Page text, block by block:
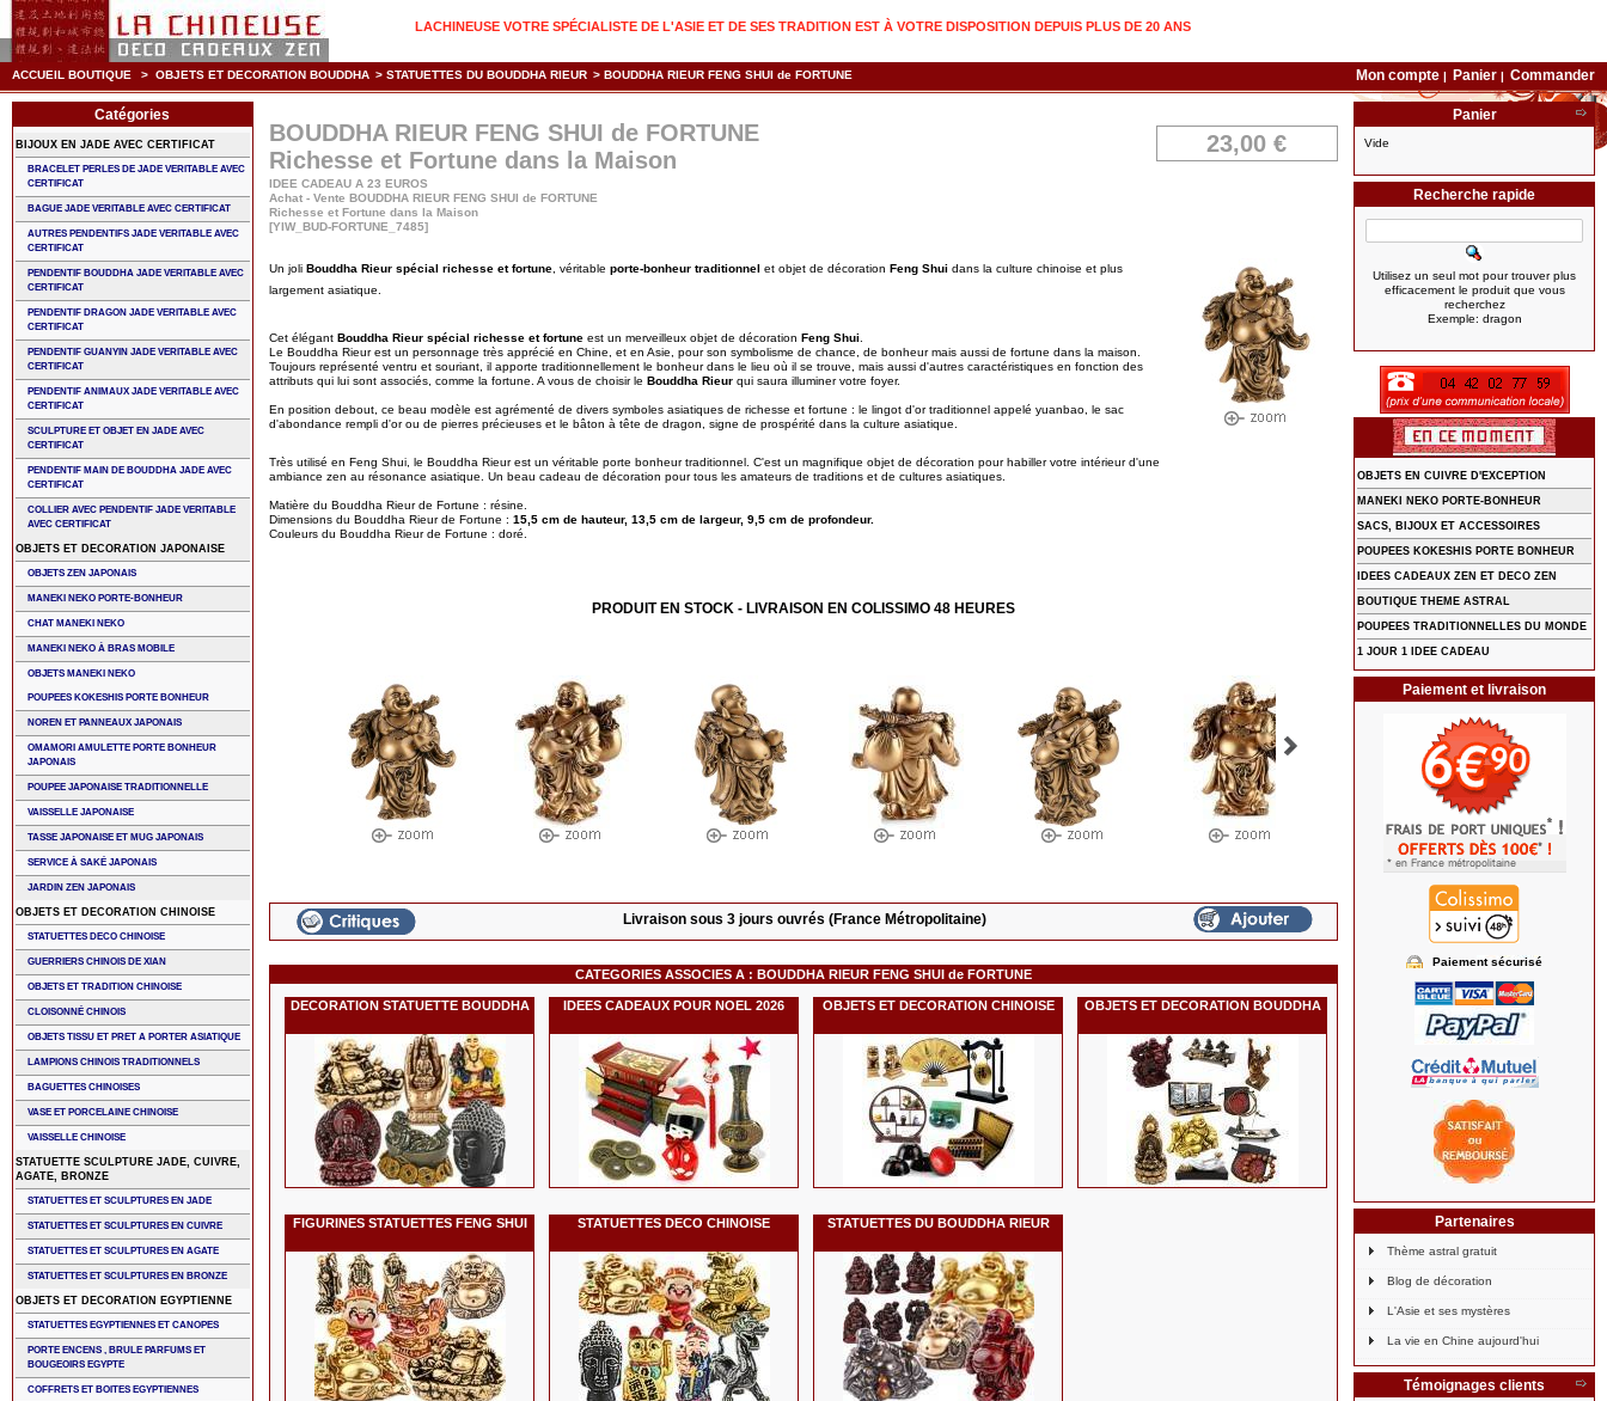
LACHINEUSE VOTRE SPÉCIALISTE DE L'ASIE ET DE SES TRADITION EST À VOTRE DISPOSITION DEPUIS PLUS DE 20 ANS
ACCUEIL BOUTIQUE > OBJETS ET DECORATION BOUDDHA > STATUETTES DU BOUDDHA RIEUR > BOUDDHA RIEUR FENG SHUI de FORTUNE Mon compte | Panier | Commander
BOUDDHA RIEUR FENG SHUI de FORTUNE
Richesse et Fortune dans la Maison
IDEE CADEAU A 23 EUROS
Achat - Vente BOUDDHA RIEUR FENG SHUI de FORTUNE
Richesse et Fortune dans la Maison
[YIW_BUD-FORTUNE_7485]
23,00 €
Un joliBouddha Rieur spécial richesse et fortune , véritableporte-bonheur traditionnel et objet de décorationFeng Shui dans la culture chinoise et plus
largement asiatique.
Cet élégantBouddha Rieur spécial richesse et fortune est un merveilleux objet de décorationFeng Shui
Le Bouddha Rieur est un personnage très apprécié en Chine, et en Asie, pour son symbolisme de chance, de bonheur mais aussi de fortune dans la maison.
Toujours représenté ventru et souriant, il apporte traditionnellement le bonheur dans le lieu où il se trouve, mais aussi d'autres caractéristiques en fonction des
attributs qui lui sont associés, comme la fortune. A vous de choisir leBouddha Rieur qui saura illuminer votre foyer.
En position debout, ce beau modèle est agrémenté de divers symboles asiatiques de richesse et fortune : le lingot d'or traditionnel appelé yuanbao, le sac
d'abondance rempli d'or ou de pierres précieuses et le bâton à tête de dragon, signe de prospérité dans la culture asiatique.
Très utilisé en Feng Shui, le Bouddha Rieur est un véritable porte bonheur traditionnel. C'est un magnifique objet de décoration pour habiller votre intérieur d'une
ambiance zen au résonance asiatique. Un beau cadeau de décoration pour tous les amateurs de traditions et de cultures asiatiques.
Matière du Bouddha Rieur de Fortune : résine.
Dimensions du Bouddha Rieur de Fortune :15,5 cm de hauteur, 13,5 cm de largeur, 9,5 cm de profondeur.
Couleurs du Bouddha Rieur de Fortune : doré.
PRODUIT EN STOCK - LIVRAISON EN COLISSIMO 48 HEURES
Livraison sous 3 jours ouvrés (France Métropolitaine)
CATEGORIES ASSOCIES A : BOUDDHA RIEUR FENG SHUI de FORTUNE
DECORATION STATUETTE BOUDDHA IDEES CADEAUX POUR NOEL 2026 OBJETS ET DECORATION CHINOISE OBJETS ET DECORATION BOUDDHA
FIGURINES STATUETTES FENG SHUI STATUETTES DECO CHINOISE STATUETTES DU BOUDDHA RIEUR
Catégories
BIJOUX EN JADE AVEC CERTIFICAT
BRACELET PERLES DE JADE VERITABLE AVEC
CERTIFICAT
BAGUE JADE VERITABLE AVEC CERTIFICAT
AUTRES PENDENTIFS JADE VERITABLE AVEC
CERTIFICAT
PENDENTIF BOUDDHA JADE VERITABLE AVEC
CERTIFICAT
PENDENTIF DRAGON JADE VERITABLE AVEC
CERTIFICAT
PENDENTIF GUANYIN JADE VERITABLE AVEC
CERTIFICAT
PENDENTIF ANIMAUX JADE VERITABLE AVEC
CERTIFICAT
SCULPTURE ET OBJET EN JADE AVEC
CERTIFICAT
PENDENTIF MAIN DE BOUDDHA JADE AVEC
CERTIFICAT
COLLIER AVEC PENDENTIF JADE VERITABLE
AVEC CERTIFICAT
OBJETS ET DECORATION JAPONAISE
OBJETS ZEN JAPONAIS
MANEKI NEKO PORTE-BONHEUR
CHAT MANEKI NEKO
MANEKI NEKO À BRAS MOBILE
OBJETS MANEKI NEKO
POUPEES KOKESHIS PORTE BONHEUR
NOREN ET PANNEAUX JAPONAIS
OMAMORI AMULETTE PORTE BONHEUR
JAPONAIS
POUPEE JAPONAISE TRADITIONNELLE
VAISSELLE JAPONAISE
TASSE JAPONAISE ET MUG JAPONAIS
SERVICE À SAKÉ JAPONAIS
JARDIN ZEN JAPONAIS
OBJETS ET DECORATION CHINOISE
STATUETTES DECO CHINOISE
GUERRIERS CHINOIS DE XIAN
OBJETS ET TRADITION CHINOISE
CLOISONNÉ CHINOIS
OBJETS TISSU ET PRET A PORTER ASIATIQUE
LAMPIONS CHINOIS TRADITIONNELS
BAGUETTES CHINOISES
VASE ET PORCELAINE CHINOISE
VAISSELLE CHINOISE
STATUETTE SCULPTURE JADE, CUIVRE,
AGATE, BRONZE
STATUETTES ET SCULPTURES EN JADE
STATUETTES ET SCULPTURES EN CUIVRE
STATUETTES ET SCULPTURES EN AGATE
STATUETTES ET SCULPTURES EN BRONZE
OBJETS ET DECORATION EGYPTIENNE
STATUETTES EGYPTIENNES ET CANOPES
PORTE ENCENS , BRULE PARFUMS ET
BOUGEOIRS EGYPTE
COFFRETS ET BOITES EGYPTIENNES
Panier
Vide
Recherche rapide
Utilisez un seul mot pour trouver plus
efficacement le produit que vous
recherchez
Exemple: dragon
OBJETS EN CUIVRE D'EXCEPTION
MANEKI NEKO PORTE-BONHEUR
SACS, BIJOUX ET ACCESSOIRES
POUPEES KOKESHIS PORTE BONHEUR
IDEES CADEAUX ZEN ET DECO ZEN
BOUTIQUE THEME ASTRAL
POUPEES TRADITIONNELLES DU MONDE
1 JOUR 1 IDEE CADEAU
Paiement et livraison
Paiement sécurisé
Partenaires
Thème astral gratuit
Blog de décoration
L'Asie et ses mystères
La vie en Chine aujourd'hui
Témoignages clients